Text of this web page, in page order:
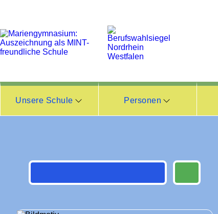
Unsere Schule Personen